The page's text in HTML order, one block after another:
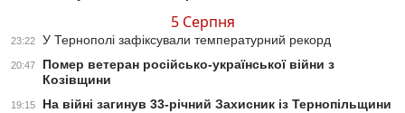
5 Серпня
23:22 У Тернополі зафіксували температурний рекорд
20:47
Помер ветеран російсько-української війни з
Козівщини
19:15 На війні загинув 33-річний Захисник із Тернопільщини